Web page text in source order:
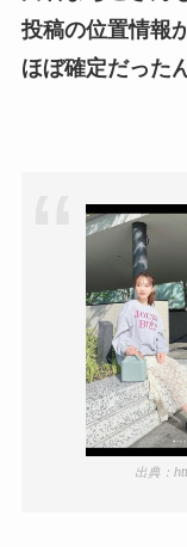
投稿の位置情報
ほぼ確定だった
出典：